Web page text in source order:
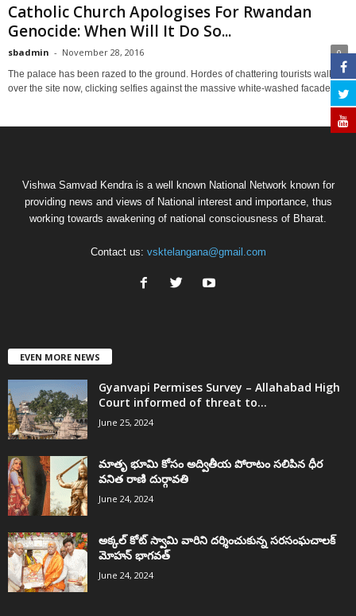
Catholic Church Apologises For Rwandan
Genocide: When Will It Do So...
sbadmin - November 28, 2016 0
The palace has been razed to the ground. Hordes of chattering tourists walk
over the site now, clicking selfies against the massive white-washed facade...
Vishwa Samvad Kendra is a well known National Network known for
providing news and views of National interest and importance, thus
working towards awakening of national consciousness of Bharat.
Contact us: vsktelangana@gmail.com
EVEN MORE NEWS
Gyanvapi Permises Survey – Allahabad High
Court informed of threat to...
June 25, 2024
మాతృ భూమి కోసం అద్వితీయ పోరాటం సలిపిన ధీర
వనిత రాణి దుర్గావతి
June 24, 2024
అక్కల్‌ కోట్‌ స్వామి వారిని దర్శించుకున్న సరసంఘచాలక్
మోహన్ భాగవత్
June 24, 2024